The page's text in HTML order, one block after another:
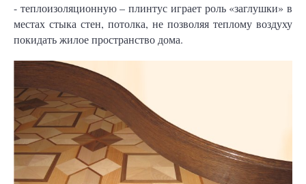
- теплоизоляционную – плинтус играет роль «заглушки» в
местах стыка стен, потолка, не позволяя теплому воздуху
покидать жилое пространство дома.